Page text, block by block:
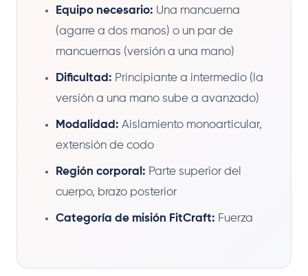
Equipo necesario: Una mancuerna
(agarre a dos manos) o un par de
mancuernas (versión a una mano)
Dificultad: Principiante a intermedio (la
versión a una mano sube a avanzado)
Modalidad: Aislamiento monoarticular,
extensión de codo
Región corporal: Parte superior del
cuerpo, brazo posterior
Categoría de misión FitCraft: Fuerza